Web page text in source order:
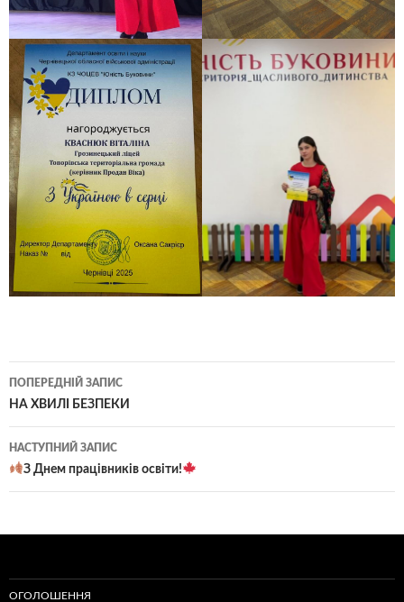
Навігація
по
записам
ПОПЕРЕДНІЙ ЗАПИС
НА ХВИЛІ БЕЗПЕКИ
НАСТУПНИЙ ЗАПИС
З Днем працівників освіти!
ОГОЛОШЕННЯ